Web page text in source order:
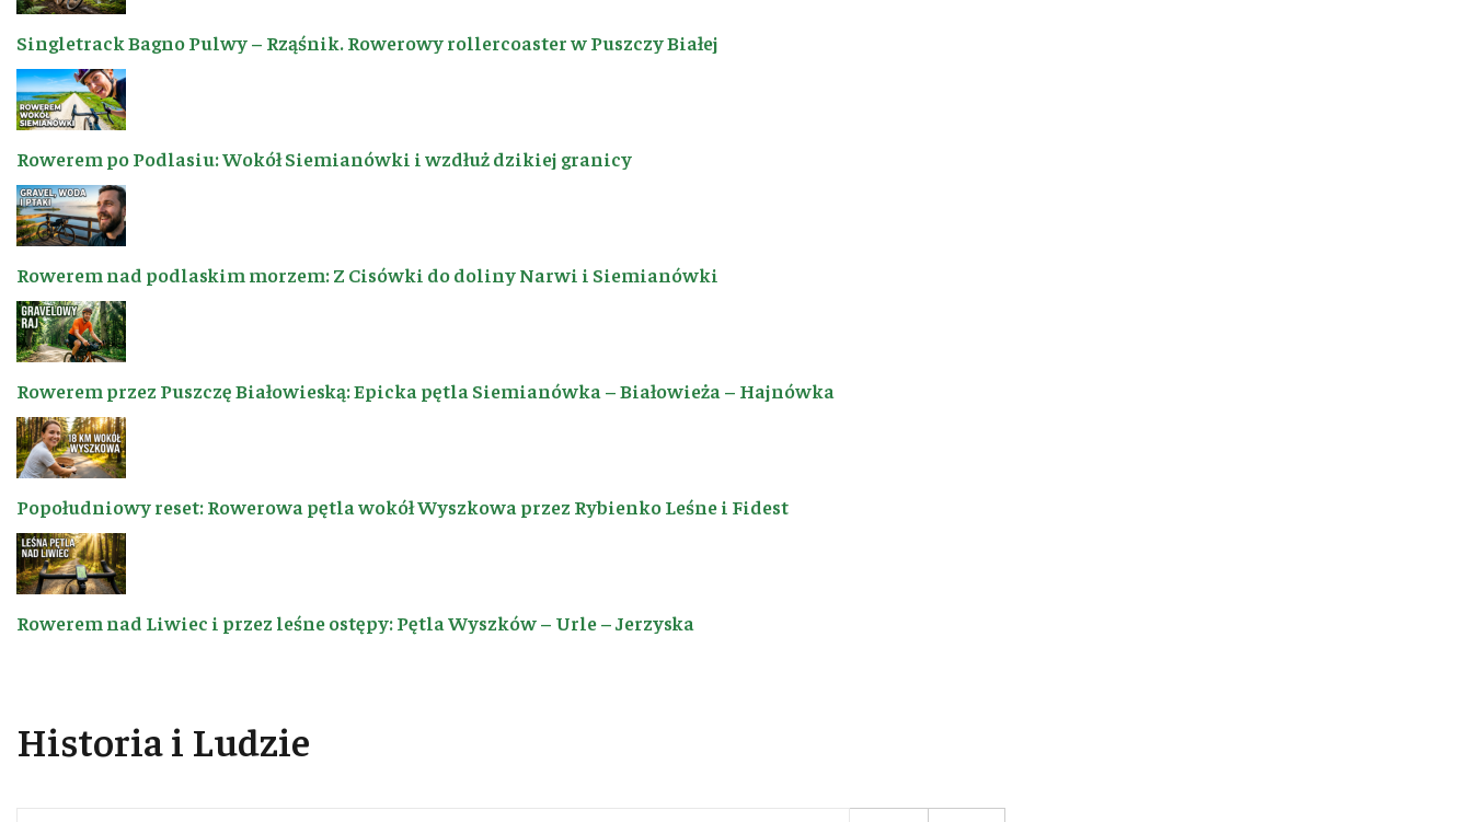
Singletrack Bagno Pulwy – Rząśnik. Rowerowy rollercoaster w Puszczy Białej
Rowerem po Podlasiu: Wokół Siemianówki i wzdłuż dzikiej granicy
Rowerem nad podlaskim morzem: Z Cisówki do doliny Narwi i Siemianówki
Rowerem przez Puszczę Białowieską: Epicka pętla Siemianówka – Białowieża – Hajnówka
Popołudniowy reset: Rowerowa pętla wokół Wyszkowa przez Rybienko Leśne i Fidest
Rowerem nad Liwiec i przez leśne ostępy: Pętla Wyszków – Urle – Jerzyska
Historia i Ludzie